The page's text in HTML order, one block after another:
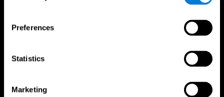
Preferences
Statistics
Marketing